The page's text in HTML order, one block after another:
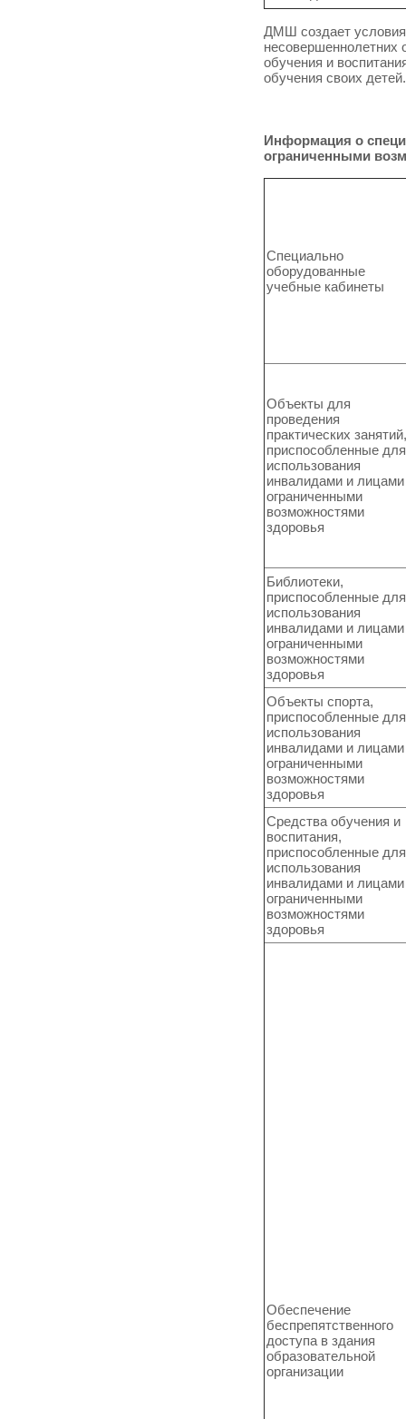
ДМШ создает условия
обучения и
обучения своих детей.
Информация о
ограниченными
Специально
оборудованные
учебные кабинеты
Объекты для
проведения
практических занятий,
приспособленные для
использования
инвалидами и
ограниченными
возможностями
здоровья
Библиотеки,
приспособленные для
использования
инвалидами и
ограниченными
возможностями
здоровья
Объекты спорта,
приспособленные для
использования
инвалидами и
ограниченными
возможностями
здоровья
Средства обучения и
воспитания,
приспособленные для
использования
инвалидами и
ограниченными
возможностями
здоровья
Обеспечение
беспрепятственного
доступа в здания
образовательной
организации